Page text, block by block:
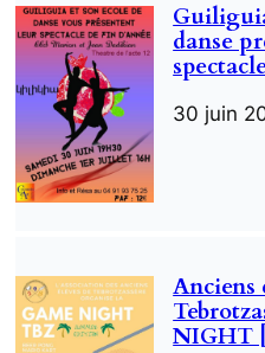
danse
30 juin
Anciens
NIGHT